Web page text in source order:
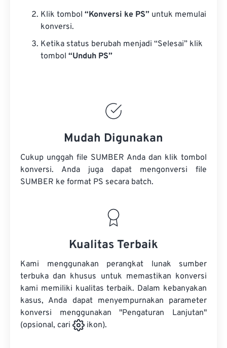
Klik tombol “Konversi ke PS” untuk memulai
konversi.
Ketika status berubah menjadi “Selesai” klik
tombol “Unduh PS”
Mudah Digunakan
Cukup unggah file SUMBER Anda dan klik tombol
konversi. Anda juga dapat mengonversi file
SUMBER ke format PS secara batch.
Kualitas Terbaik
Kami menggunakan perangkat lunak sumber
terbuka dan khusus untuk memastikan konversi
kami memiliki kualitas terbaik. Dalam kebanyakan
kasus, Anda dapat menyempurnakan parameter
konversi menggunakan "Pengaturan Lanjutan"
(opsional, cari
ikon).